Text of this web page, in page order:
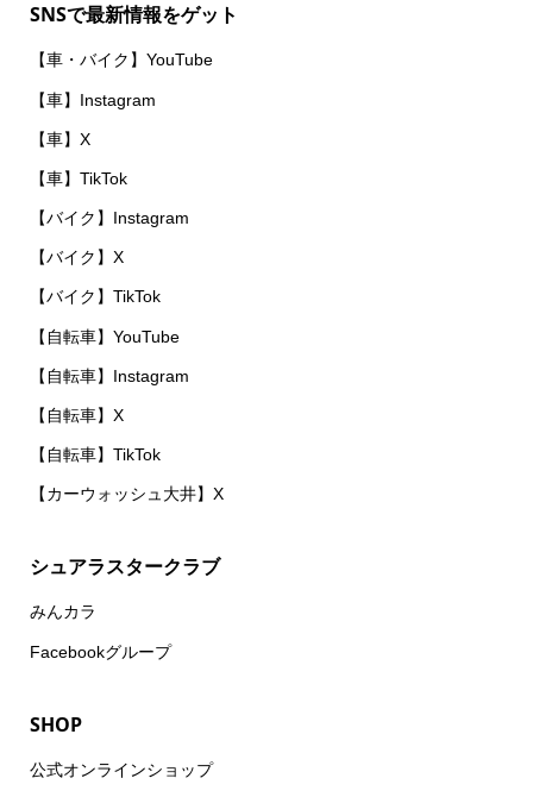
SNSで最新情報をゲット
【車・バイク】YouTube
【車】Instagram
【車】X
【車】TikTok
【バイク】Instagram
【バイク】X
【バイク】TikTok
【自転車】YouTube
【自転車】Instagram
【自転車】X
【自転車】TikTok
【カーウォッシュ大井】X
シュアラスタークラブ
みんカラ
Facebookグループ
SHOP
公式オンラインショップ